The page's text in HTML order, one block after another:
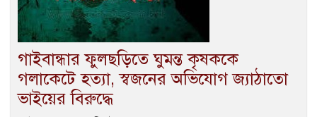
গাইবান্ধার ফুলছড়িতে ঘুমন্ত কৃষককে
গলাকেটে হত্যা, স্বজনের অভিযোগ জ্যাঠাতো
ভাইয়ের বিরুদ্ধে